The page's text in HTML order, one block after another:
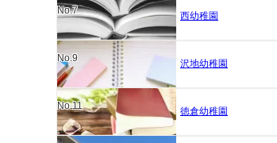
No.7
西幼稚園
No.9
沢地幼稚園
No.11
徳倉幼稚園